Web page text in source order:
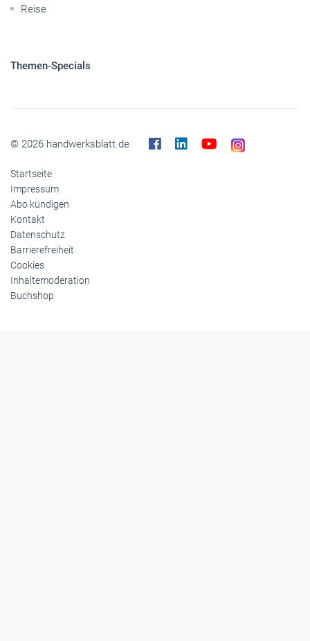
Reise
Themen-Specials
© 2026 handwerksblatt.de
Startseite
Impressum
Abo kündigen
Kontakt
Datenschutz
Barrierefreiheit
Cookies
Inhaltemoderation
Buchshop